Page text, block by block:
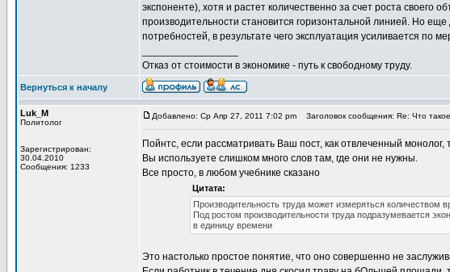
экспоненте), хотя и растет количественно за счет роста
производительности становится горизонтальной линией. Но
потребностей, в результате чего эксплуатация усиливается по
Отказ от стоимости в экономике - путь к свободному труду.
Вернуться к началу
Luk_M
Политолог
Зарегистрирован:
30.04.2010
Сообщения: 1233
Добавлено: Ср Апр 27, 2011 7:02 pm Заголовок сообщения: Re: Что
Пойнтс, если рассматривать Ваш пост, как отвлеченный
Вы используете слишком много слов там, где они не нужны.
Все просто, в любом учебнике сказано
Цитата:
Производительность труда может измеряться количеством
Под ростом производительности труда подразумевается
в единицу времени
Это настолько простое понятие, что оно совершенно не